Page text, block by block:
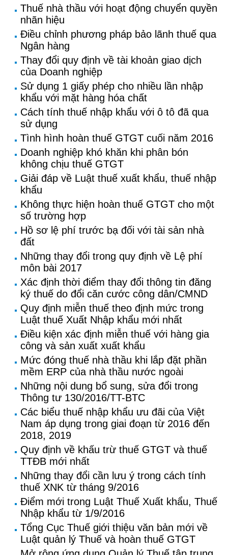
Thuế nhà thầu với hoạt động chuyển quyền
nhãn hiệu
Điều chỉnh phương pháp bảo lãnh thuế qua
Ngân hàng
Thay đổi quy định về tài khoản giao dịch
của Doanh nghiệp
Sử dụng 1 giấy phép cho nhiều lần nhập
khẩu với mặt hàng hóa chất
Cách tính thuế nhập khẩu với ô tô đã qua
sử dụng
Tình hình hoàn thuế GTGT cuối năm 2016
Doanh nghiệp khó khăn khi phân bón
không chịu thuế GTGT
Giải đáp về Luật thuế xuất khẩu, thuế nhập
khẩu
Không thực hiện hoàn thuế GTGT cho một
số trường hợp
Hồ sơ lệ phí trước bạ đối với tài sản nhà
đất
Những thay đổi trong quy định về Lệ phí
môn bài 2017
Xác định thời điểm thay đổi thông tin đăng
ký thuế do đổi căn cước công dân/CMND
Quy định miễn thuế theo định mức trong
Luật thuế Xuất Nhập khẩu mới nhất
Điều kiện xác định miễn thuế với hàng gia
công và sản xuất xuất khẩu
Mức đóng thuế nhà thầu khi lắp đặt phần
mềm ERP của nhà thầu nước ngoài
Những nội dung bổ sung, sửa đổi trong
Thông tư 130/2016/TT-BTC
Các biểu thuế nhập khẩu ưu đãi của Việt
Nam áp dụng trong giai đoạn từ 2016 đến
2018, 2019
Quy định về khấu trừ thuế GTGT và thuế
TTĐB mới nhất
Những thay đổi cần lưu ý trong cách tính
thuế XNK từ tháng 9/2016
Điểm mới trong Luật Thuế Xuất khẩu, Thuế
Nhập khẩu từ 1/9/2016
Tổng Cục Thuế giới thiệu văn bản mới về
Luật quản lý Thuế và hoàn thuế GTGT